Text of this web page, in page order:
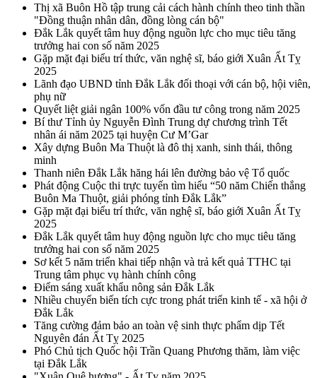
Thị xã Buôn Hồ tập trung cải cách hành chính theo tinh thần
"Đồng thuận nhân dân, đồng lòng cán bộ"
Đắk Lắk quyết tâm huy động nguồn lực cho mục tiêu tăng
trưởng hai con số năm 2025
Gặp mặt đại biểu trí thức, văn nghệ sĩ, báo giới Xuân Ất Tỵ
2025
Lãnh đạo UBND tỉnh Đắk Lắk đối thoại với cán bộ, hội viên,
phụ nữ
Quyết liệt giải ngân 100% vốn đầu tư công trong năm 2025
Bí thư Tỉnh ủy Nguyễn Đình Trung dự chương trình Tết
nhân ái năm 2025 tại huyện Cư M’Gar
Xây dựng Buôn Ma Thuột là đô thị xanh, sinh thái, thông
minh
Thanh niên Đắk Lắk hăng hái lên đường bảo vệ Tổ quốc
Phát động Cuộc thi trực tuyến tìm hiểu “50 năm Chiến thắng
Buôn Ma Thuột, giải phóng tỉnh Đắk Lắk”
Gặp mặt đại biểu trí thức, văn nghệ sĩ, báo giới Xuân Ất Tỵ
2025
Đắk Lắk quyết tâm huy động nguồn lực cho mục tiêu tăng
trưởng hai con số năm 2025
Sơ kết 5 năm triển khai tiếp nhận và trả kết quả TTHC tại
Trung tâm phục vụ hành chính công
Điểm sáng xuất khẩu nông sản Đắk Lắk
Nhiều chuyển biến tích cực trong phát triển kinh tế - xã hội ở
Đắk Lắk
Tăng cường đảm bảo an toàn vệ sinh thực phẩm dịp Tết
Nguyên đán Ất Tỵ 2025
Phó Chủ tịch Quốc hội Trần Quang Phương thăm, làm việc
tại Đắk Lắk